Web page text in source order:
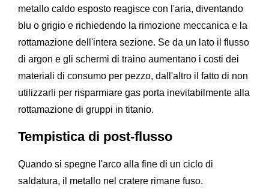
metallo caldo esposto reagisce con l'aria, diventando
blu o grigio e richiedendo la rimozione meccanica e la
rottamazione dell'intera sezione. Se da un lato il flusso
di argon e gli schermi di traino aumentano i costi dei
materiali di consumo per pezzo, dall'altro il fatto di non
utilizzarli per risparmiare gas porta inevitabilmente alla
rottamazione di gruppi in titanio.
Tempistica di post-flusso
Quando si spegne l'arco alla fine di un ciclo di
saldatura, il metallo nel cratere rimane fuso.